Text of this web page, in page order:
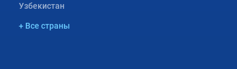
Узбекистан
+ Все страны